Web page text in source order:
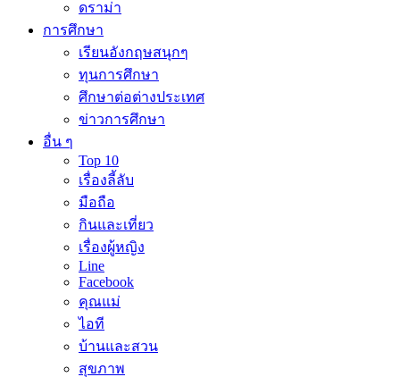
ดราม่า
การศึกษา
เรียนอังกฤษสนุกๆ
ทุนการศึกษา
ศึกษาต่อต่างประเทศ
ข่าวการศึกษา
อื่น ๆ
Top 10
เรื่องลี้ลับ
มือถือ
กินและเที่ยว
เรื่องผู้หญิง
Line
Facebook
คุณแม่
ไอที
บ้านและสวน
สุขภาพ